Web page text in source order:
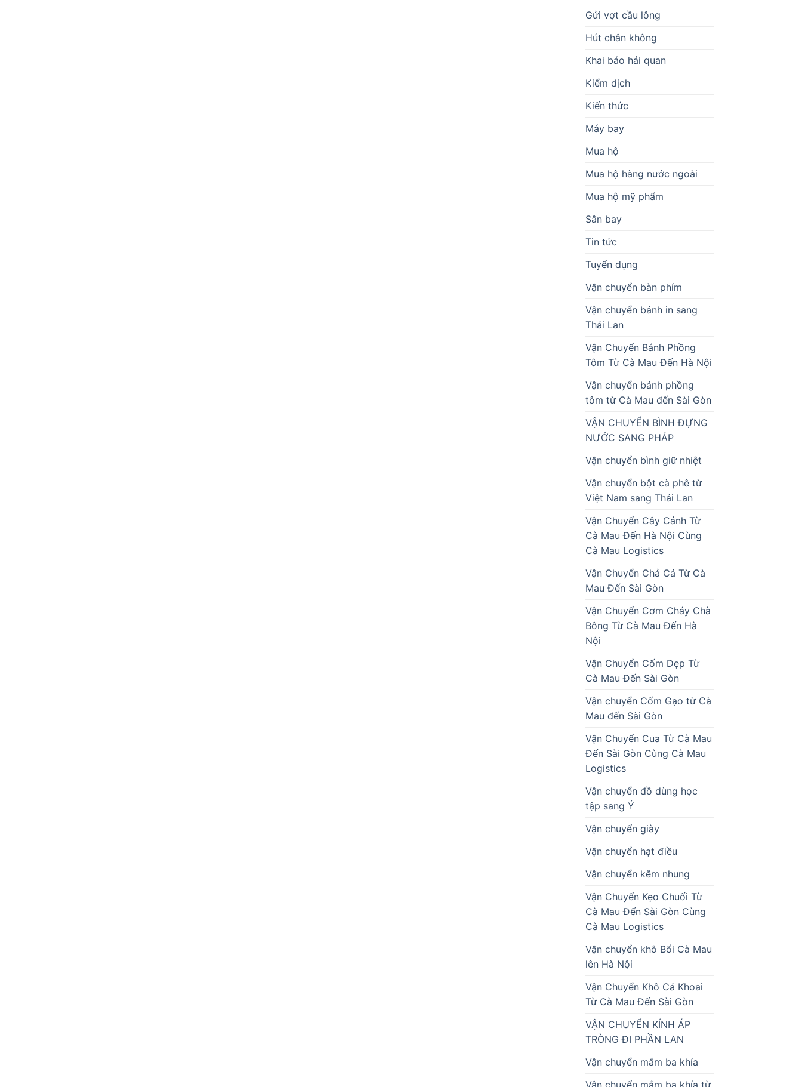
Gửi vợt cầu lông
Hút chân không
Khai báo hải quan
Kiểm dịch
Kiến thức
Máy bay
Mua hộ
Mua hộ hàng nước ngoài
Mua hộ mỹ phẩm
Sân bay
Tin tức
Tuyển dụng
Vận chuyển bàn phím
Vận chuyển bánh in sang
Thái Lan
Vận Chuyển Bánh Phồng
Tôm Từ Cà Mau Đến Hà Nội
Vận chuyển bánh phồng
tôm từ Cà Mau đến Sài Gòn
VẬN CHUYỂN BÌNH ĐỰNG
NƯỚC SANG PHÁP
Vận chuyển bình giữ nhiệt
Vận chuyển bột cà phê từ
Việt Nam sang Thái Lan
Vận Chuyển Cây Cảnh Từ
Cà Mau Đến Hà Nội Cùng
Cà Mau Logistics
Vận Chuyển Chả Cá Từ Cà
Mau Đến Sài Gòn
Vận Chuyển Cơm Cháy Chà
Bông Từ Cà Mau Đến Hà
Nội
Vận Chuyển Cốm Dẹp Từ
Cà Mau Đến Sài Gòn
Vận chuyển Cốm Gạo từ Cà
Mau đến Sài Gòn
Vận Chuyển Cua Từ Cà Mau
Đến Sài Gòn Cùng Cà Mau
Logistics
Vận chuyển đồ dùng học
tập sang Ý
Vận chuyển giày
Vận chuyển hạt điều
Vận chuyển kẽm nhung
Vận Chuyển Kẹo Chuối Từ
Cà Mau Đến Sài Gòn Cùng
Cà Mau Logistics
Vận chuyển khô Bổi Cà Mau
lên Hà Nội
Vận Chuyển Khô Cá Khoai
Từ Cà Mau Đến Sài Gòn
VẬN CHUYỂN KÍNH ÁP
TRÒNG ĐI PHẦN LAN
Vận chuyển mắm ba khía
Vận chuyển mắm ba khía từ